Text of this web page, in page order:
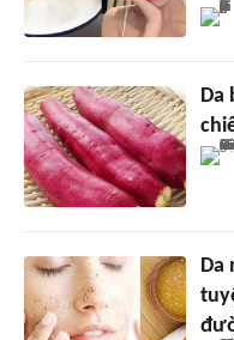
Da
Da